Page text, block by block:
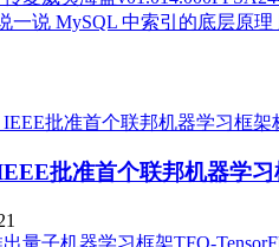
批准首个联邦机器学